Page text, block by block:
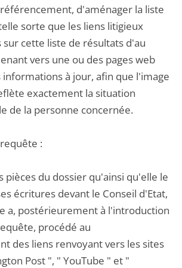
d'aménager la liste
sorte que les liens litigieux
cette liste de résultats d'au
vers une ou des pages web
à jour, afin que l'image
exactement la situation
de la personne concernée.
:
pièces du dossier qu'ainsi qu'elle le
écritures devant le Conseil d'Etat,
a, postérieurement à l'introduction
procédé au
des liens renvoyant vers les sites
Post ", " YouTube " et "